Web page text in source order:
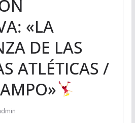
«LA
DE LAS
ATLÉTICAS /